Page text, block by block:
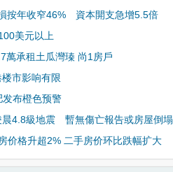
按年收窄46% 資本開支急增5.5倍
美元以上
萬承租土瓜灣瑧 尚1房戶
市影响有限
布橙色预警
晨4.8級地震 暫無傷亡報告或房屋倒塌
价格升超2% 二手房价环比跌幅扩大